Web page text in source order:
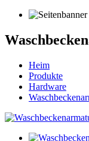
Heim
Produkte
Hardware